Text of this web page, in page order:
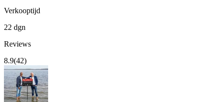
Verkooptijd
22 dgn
Reviews
8.9(42)